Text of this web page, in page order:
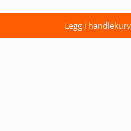
Legg i handlekurv